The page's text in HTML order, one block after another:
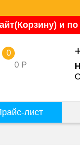
и по
0 Р
0
лист